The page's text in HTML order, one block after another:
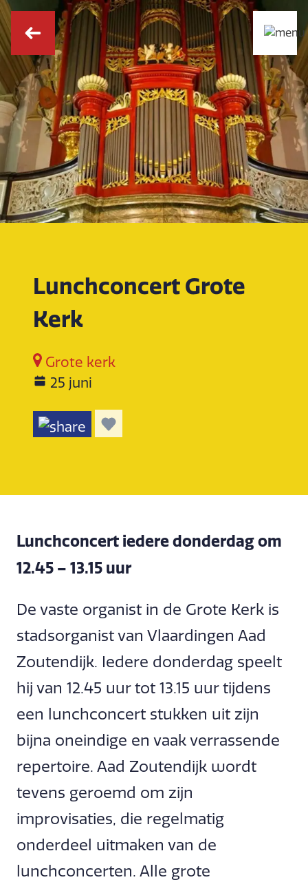
Lunchconcert Grote
Kerk
Grote kerk
25 juni
Lunchconcert iedere donderdag om
12.45 – 13.15 uur
De vaste organist in de Grote Kerk is
stadsorganist van Vlaardingen Aad
Zoutendijk. Iedere donderdag speelt
hij van 12.45 uur tot 13.15 uur tijdens
een lunchconcert stukken uit zijn
bijna oneindige en vaak verrassende
repertoire. Aad Zoutendijk wordt
tevens geroemd om zijn
improvisaties, die regelmatig
onderdeel uitmaken van de
lunchconcerten. Alle grote